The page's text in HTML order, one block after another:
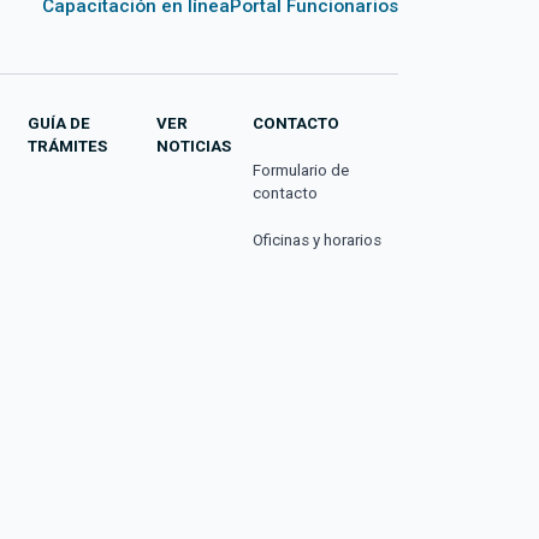
Capacitación en líneaPortal Funcionarios
GUÍA DE
TRÁMITES
VER
NOTICIAS
CONTACTO
Formulario de
contacto
Oficinas y horarios